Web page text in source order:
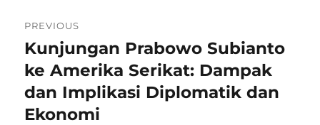
pos
PREVIOUS
Previous
post:
Kunjungan Prabowo Subianto
ke Amerika Serikat: Dampak
dan Implikasi Diplomatik dan
Ekonomi